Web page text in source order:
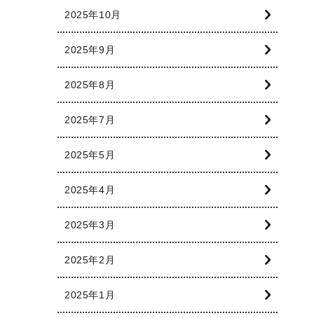
2025年10月
2025年9月
2025年8月
2025年7月
2025年5月
2025年4月
2025年3月
2025年2月
2025年1月